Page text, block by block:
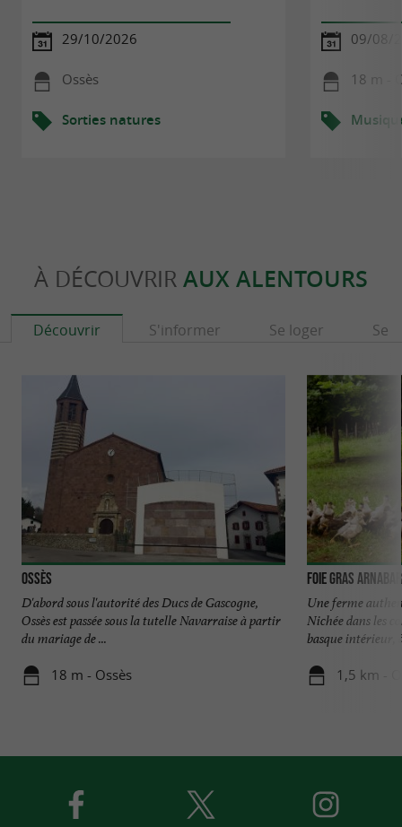
29/10/2026
Ossès
Sorties natures
09/08/
18 m -
À DÉCOUVRIR AUX ALENTOURS
Découvrir S'informer Se loger Se
Ossès
D'abord sous l'autorité des Ducs de Gascogne,
Ossès est passée sous la tutelle Navarraise à partir
du mariage de ...
18 m - Ossès
Foie Gras Arnabar
Une ferme
Nichée dans les
basque intérieur,
1,5 km -